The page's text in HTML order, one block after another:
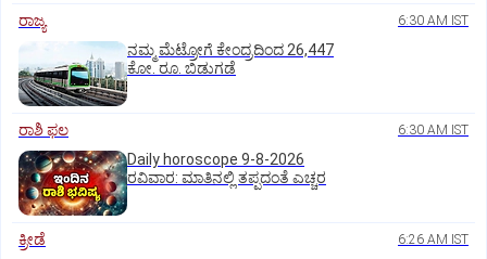
ರಾಜ್ಯ 6:30 AM IST
ನಮ್ಮ ಮೆಟ್ರೋಗೆ ಕೇಂದ್ರದಿಂದ 26,447
ಕೋ. ರೂ. ಬಿಡುಗಡೆ
ರಾಶಿ ಫಲ 6:30 AM IST
Daily horoscope 9-8-2026
ರವಿವಾರ‌: ಮಾತಿನಲ್ಲಿ ತಪ್ಪದಂತೆ ಎಚ್ಚರ
ಕ್ರೀಡೆ 6:26 AM IST